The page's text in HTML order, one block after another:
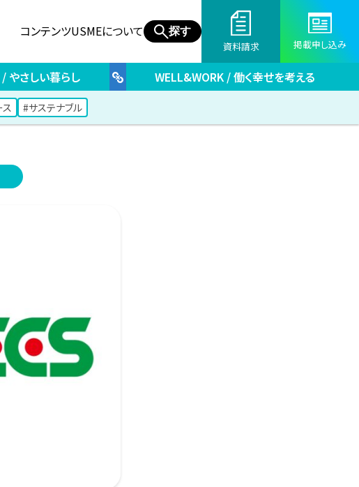
コンテンツUSMEについて 探す
資料請求 掲載申し込み
やさしい暮らし WELL&WORK / 働く幸せを考える
ス #サステナブル